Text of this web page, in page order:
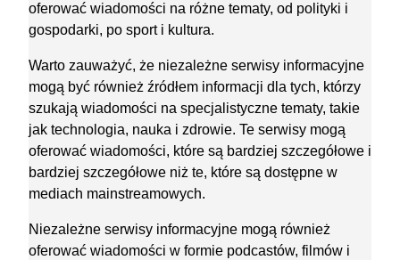
oferować wiadomości na różne tematy, od polityki i
gospodarki, po sport i kultura.
Warto zauważyć, że niezależne serwisy informacyjne
mogą być również źródłem informacji dla tych, którzy
szukają wiadomości na specjalistyczne tematy, takie
jak technologia, nauka i zdrowie. Te serwisy mogą
oferować wiadomości, które są bardziej szczegółowe i
bardziej szczegółowe niż te, które są dostępne w
mediach mainstreamowych.
Niezależne serwisy informacyjne mogą również
oferować wiadomości w formie podcastów, filmów i